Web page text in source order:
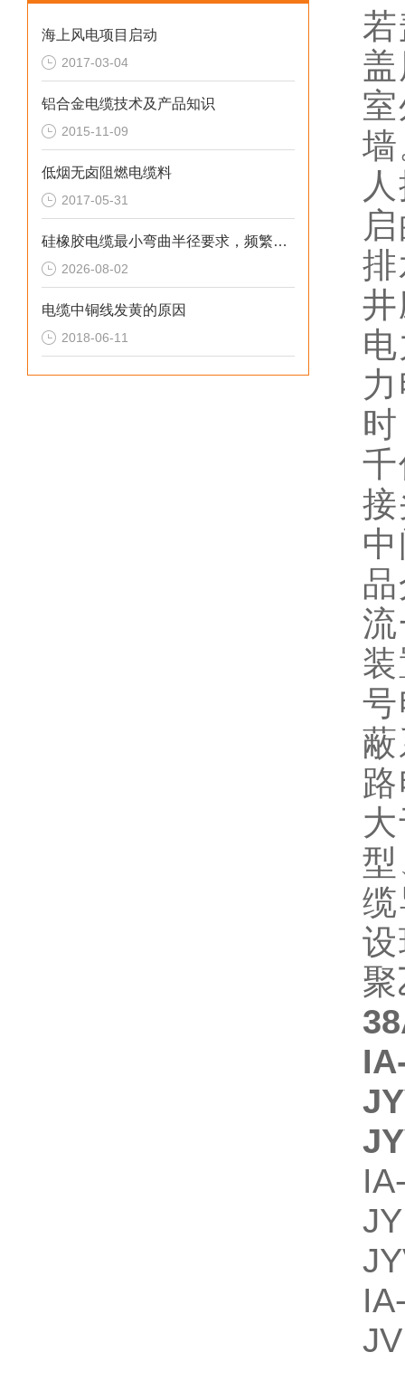
海上风电项目启动
2017-03-04
铝合金电缆技术及产品知识
2015-11-09
低烟无卤阻燃电缆料
2017-05-31
硅橡胶电缆最小弯曲半径要求，频繁弯折场景允许弯曲半径取值。
2026-08-02
电缆中铜线发黄的原因
2018-06-11